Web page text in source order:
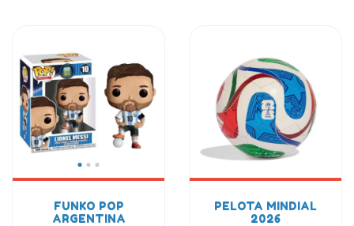
FUNKO POP
ARGENTINA
PELOTA MINDIAL
2026